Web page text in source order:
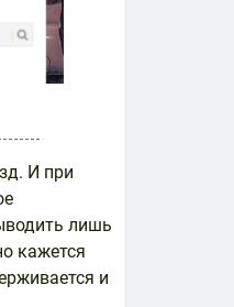
И при
лишь
кажется
и